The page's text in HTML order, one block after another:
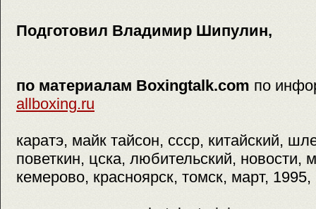
Подготовил Владимир Шипулин,
по материалам Boxingtalk.com по
allboxing.ru
каратэ, майк тайсон, ссср, китайский,
поветкин, цска, любительский, новости,
кемерово, красноярск, томск, март,